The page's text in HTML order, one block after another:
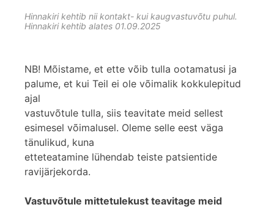
Hinnakiri kehtib nii kontakt- kui kaugvastuvõtu puhul.
Hinnakiri kehtib alates 01.09.2025
NB! Mõistame, et ette võib tulla ootamatusi ja
palume, et kui Teil ei ole võimalik kokkulepitud
ajal
vastuvõtule tulla, siis teavitate meid sellest
esimesel võimalusel. Oleme selle eest väga
tänulikud, kuna
etteteatamine lühendab teiste patsientide
ravijärjekorda.
Vastuvõtule mittetulekust teavitage meid